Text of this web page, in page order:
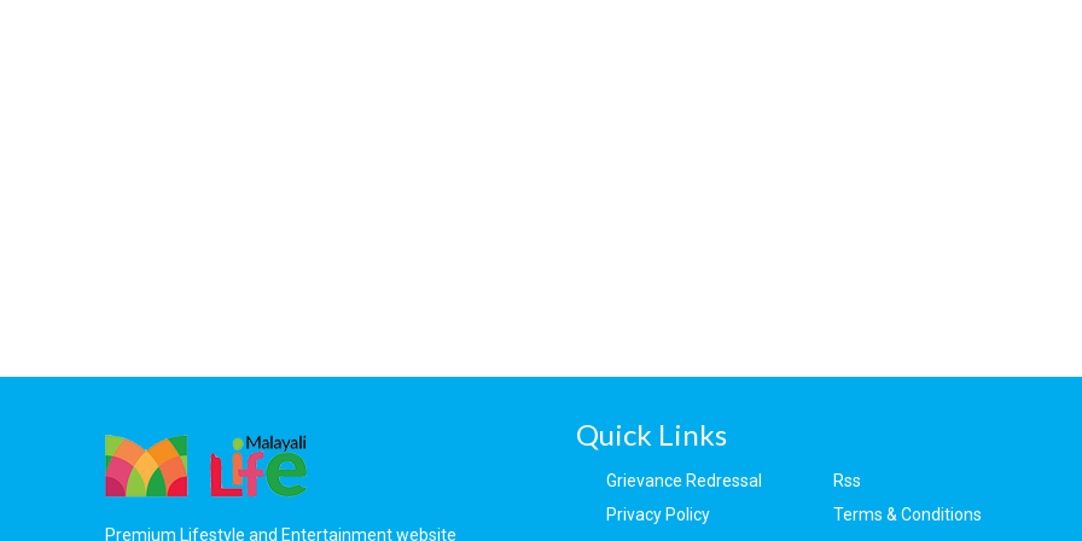
Premium Lifestyle and Entertainment website
Quick Links
Grievance Redressal
Privacy Policy
Rss
Terms & Conditions